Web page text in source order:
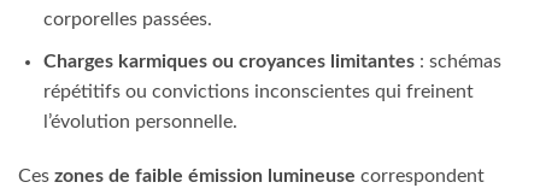
corporelles passées.
Charges karmiques ou croyances limitantes: schémas
répétitifs ou convictions inconscientes qui freinent
l’évolution personnelle.
Ces zones de faible émission lumineuse correspondent